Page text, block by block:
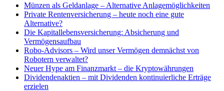
Münzen als Geldanlage – Alternative Anlagemöglichkeiten
Private Rentenversicherung – heute noch eine gute
Alternative?
Die Kapitallebensversicherung: Absicherung und
Vermögensaufbau
Robo-Advisors – Wird unser Vermögen demnächst von
Robotern verwaltet?
Neuer Hype am Finanzmarkt – die Kryptowährungen
Dividendenaktien – mit Dividenden kontinuierliche Erträge
erzielen